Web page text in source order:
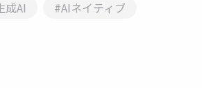
成AI
#AIネイティブ